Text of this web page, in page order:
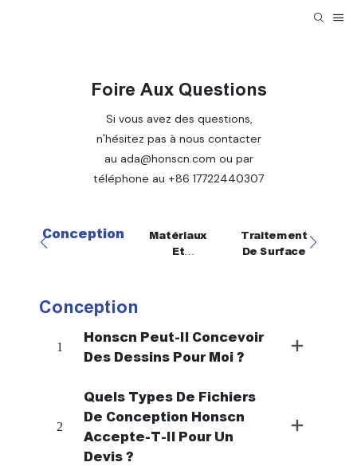
Foire Aux Questions
Si vous avez des questions,
n'hésitez pas à nous contacter
au ada@honscn.com ou par
téléphone au +86 17722440307
Conception
Matériaux
Et
Traitement
De Surface
Conception
1
Honscn Peut-Il Concevoir
Des Dessins Pour Moi ?
2
Quels Types De Fichiers
De Conception Honscn
Accepte-T-Il Pour Un
Devis ?